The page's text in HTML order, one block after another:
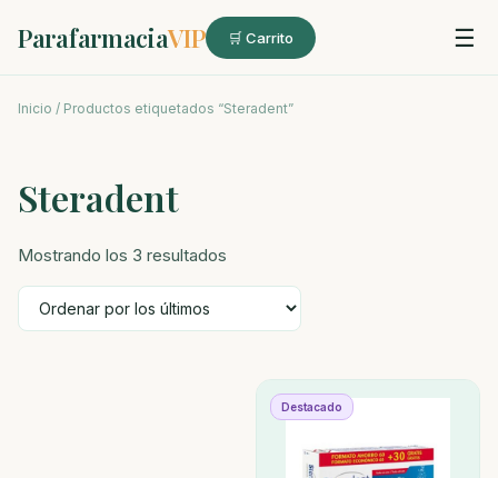
ParafarmaciaVIP 🛒 Carrito ☰
Inicio / Productos etiquetados “Steradent”
Steradent
Mostrando los 3 resultados
por
últimos
Destacado